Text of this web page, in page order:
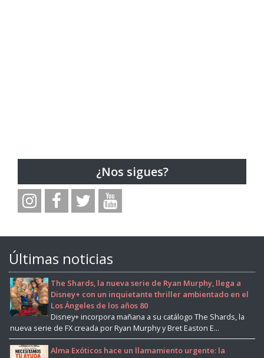
¿Nos sigues?
Últimas noticias
The Shards, la nueva serie de Ryan Murphy, llega a
Disney+ con un inquietante thriller ambientado en el
Los Ángeles de los años 80
Disney+ incorpora mañana a su catálogo The Shards, la
nueva serie de FX creada por Ryan Murphy y Bret Easton E...
Alma Exóticos hace un llamamiento urgente: la